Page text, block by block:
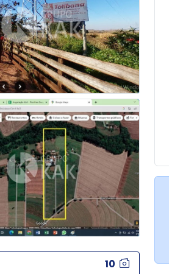
10